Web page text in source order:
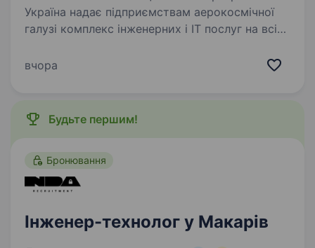
Україна надає підприємствам аерокосмічної
галузі комплекс інженерних і ІТ послуг на всіх
від їхньої розробки до експлуатаційної
вчора
Будьте першим!
Бронювання
Інженер-технолог у Макарів